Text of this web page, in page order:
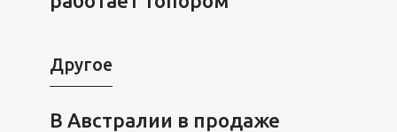
Другое
В Австралии в продаже